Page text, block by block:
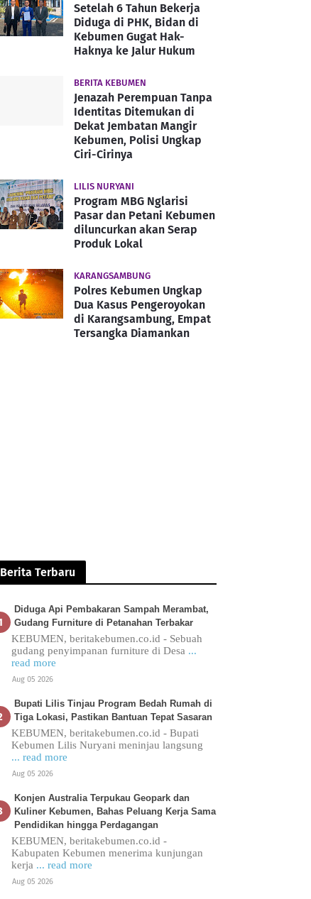
Setelah 6 Tahun Bekerja
Diduga di PHK, Bidan di
Kebumen Gugat Hak-
Haknya ke Jalur Hukum
BERITA KEBUMEN
Jenazah Perempuan Tanpa
Identitas Ditemukan di
Dekat Jembatan Mangir
Kebumen, Polisi Ungkap
Ciri-Cirinya
LILIS NURYANI
Program MBG Nglarisi
Pasar dan Petani Kebumen
diluncurkan akan Serap
Produk Lokal
KARANGSAMBUNG
Polres Kebumen Ungkap
Dua Kasus Pengeroyokan
di Karangsambung, Empat
Tersangka Diamankan
Berita Terbaru
Diduga Api Pembakaran Sampah Merambat,
Gudang Furniture di Petanahan Terbakar
KEBUMEN, beritakebumen.co.id - Sebuah
gudang penyimpanan furniture di Desa ...
read more
Aug 05 2026
Bupati Lilis Tinjau Program Bedah Rumah di
Tiga Lokasi, Pastikan Bantuan Tepat Sasaran
KEBUMEN, beritakebumen.co.id - Bupati
Kebumen Lilis Nuryani meninjau langsung
... read more
Aug 05 2026
Konjen Australia Terpukau Geopark dan
Kuliner Kebumen, Bahas Peluang Kerja Sama
Pendidikan hingga Perdagangan
KEBUMEN, beritakebumen.co.id -
Kabupaten Kebumen menerima kunjungan
kerja ... read more
Aug 05 2026